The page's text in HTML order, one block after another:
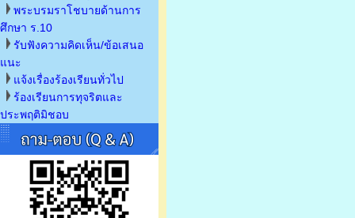
พระบรมราโชบายด้านการ
ศึกษา ร.10
รับฟังความคิดเห็น/ข้อเสนอ
แนะ
แจ้งเรื่องร้องเรียนทั่วไป
ร้องเรียนการทุจริตและ
ประพฤติมิชอบ